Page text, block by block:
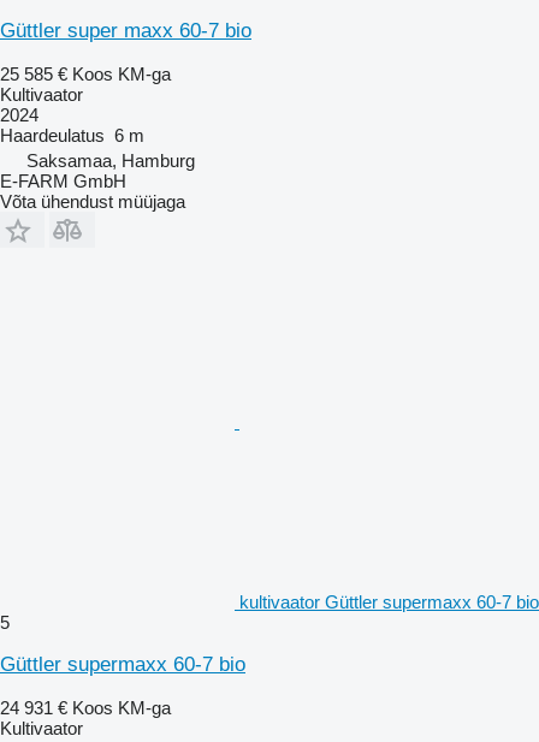
Güttler super maxx 60-7 bio
25 585 € Koos KM-ga
Kultivaator
2024
Haardeulatus 6 m
Saksamaa, Hamburg
E-FARM GmbH
Võta ühendust müüjaga
kultivaator Güttler supermaxx 60-7 bio
5
Güttler supermaxx 60-7 bio
24 931 € Koos KM-ga
Kultivaator